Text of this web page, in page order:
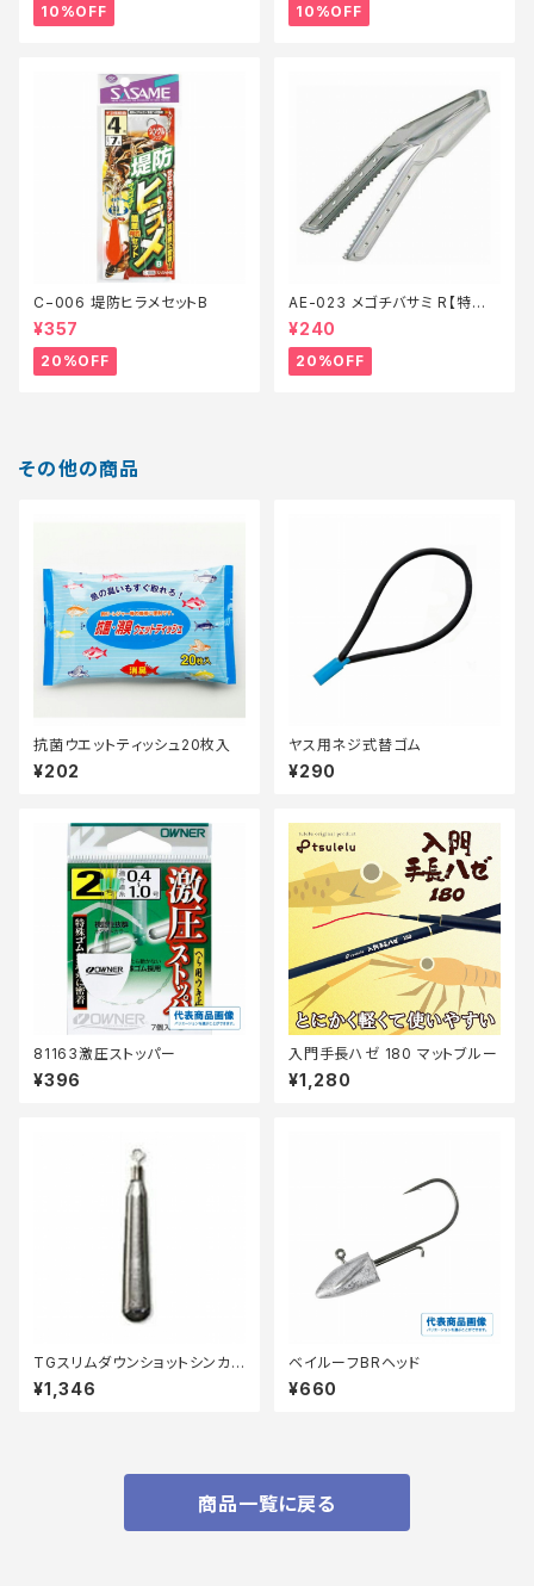
10%OFF 10%OFF
C−006 堤防ヒラメセットB
¥357
20%OFF
AE-023 メゴチバサミ R【特価
装備】【20】
¥240
20%OFF
その他の商品
抗菌ウエットティッシュ20枚入
¥202
ヤス用ネジ式替ゴム
¥290
81163激圧ストッパー
¥396
入門手長ハゼ 180 マットブルー
¥1,280
TGスリムダウンショットシンカ
ー 1/2oz(14.0g)
¥1,346
ベイルーフBRヘッド
¥660
商品一覧に戻る